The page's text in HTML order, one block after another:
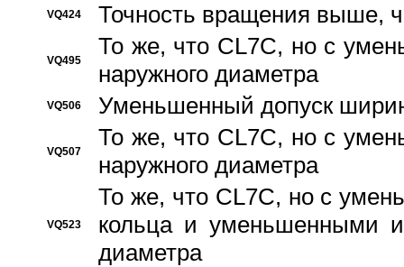
VQ424 Точность вращения выше,
VQ495
То же, что CL7C, но с
наружного диаметра
VQ506 Уменьшенный допуск
VQ507
То же, что CL7C, но с
наружного диаметра
VQ523
То же, что CL7C, но с
кольца и уменьшенными
диаметра